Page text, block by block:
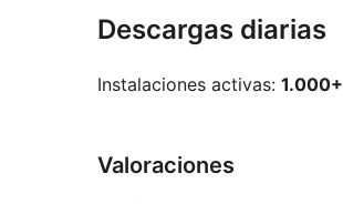
Descargas diarias
Instalaciones activas: 1.000+
Valoraciones